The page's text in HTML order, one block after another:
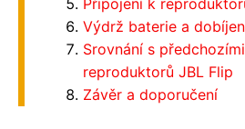
Výdrž baterie a
Srovnání s
reproduktorů JBL Flip
Závěr a doporučení